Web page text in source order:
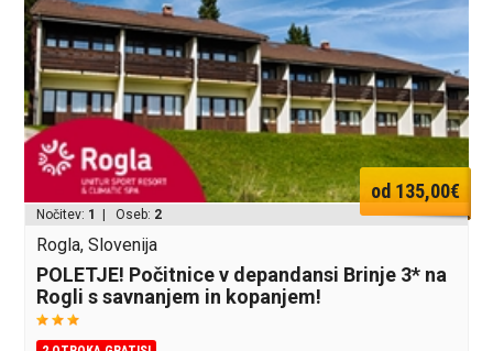
od 135,00€
Nočitev: 1 | Oseb: 2
Rogla, Slovenija
POLETJE! Počitnice v depandansi Brinje 3* na
Rogli s savnanjem in kopanjem!